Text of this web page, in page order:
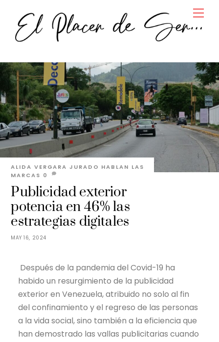
content
MAY 16, 2024
Publicidad exterior
potencia en 46% las
estrategias digitales
ALIDA VERGARA JURADO HABLAN LAS
MARCAS 0
Después de la pandemia del Covid-19 ha
habido un resurgimiento de la publicidad
exterior en Venezuela, atribuido no solo al fin
del confinamiento y el regreso de las personas
a la vida social, sino también a la eficiencia que
han demostrado las vallas publicitarias cuando